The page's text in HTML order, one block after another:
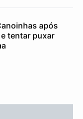
após
tentar puxar